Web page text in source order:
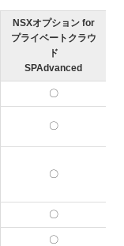
NSXオプション for
プライベートクラウ
ド
SPAdvanced
〇
〇
〇
〇
〇